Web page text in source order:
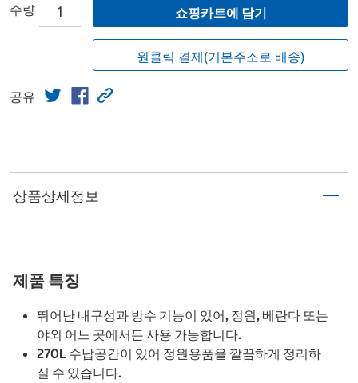
수량 쇼핑카트에 담기
원클릭 결제(기본주소로 배송)
공유
상품상세정보
제품 특징
뛰어난 내구성과 방수 기능이 있어, 정원, 베란다 또는
야외 어느 곳에서든 사용 가능합니다.
270L 수납공간이 있어 정원용품을 깔끔하게 정리하
실 수 있습니다.